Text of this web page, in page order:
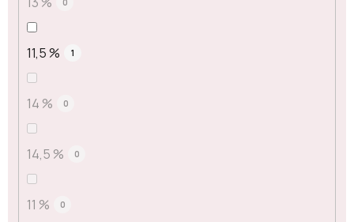
0
11,5 % 1
14 % 0
14,5 % 0
11 % 0